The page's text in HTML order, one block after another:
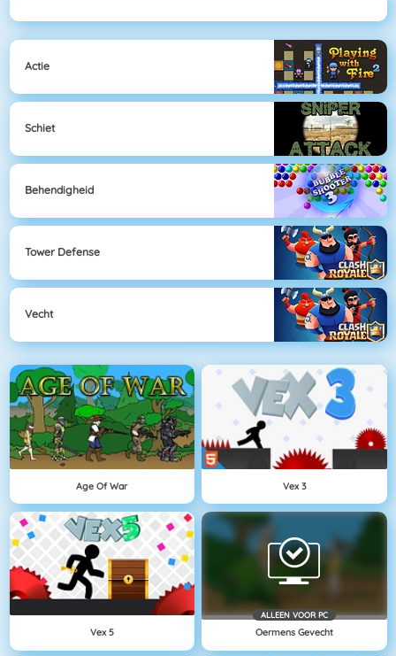
Actie
Schiet
Behendigheid
Tower Defense
Vecht
Age Of War Vex 3
Vex 5
ALLEEN VOOR PC
Oermens Gevecht